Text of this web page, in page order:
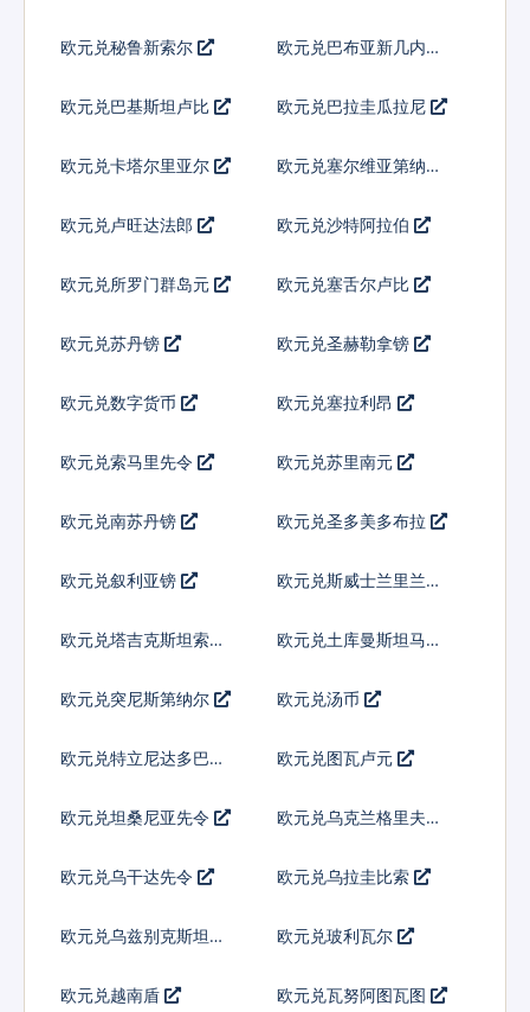
欧元兑秘鲁新索尔
欧元兑巴布亚新几内亚
欧元兑巴基斯坦卢比 欧元兑巴拉圭瓜拉尼
欧元兑卡塔尔里亚尔 欧元兑塞尔维亚第纳尔
欧元兑卢旺达法郎 欧元兑沙特阿拉伯
欧元兑所罗门群岛元 欧元兑塞舌尔卢比
欧元兑苏丹镑 欧元兑圣赫勒拿镑
欧元兑数字货币 欧元兑塞拉利昂
欧元兑索马里先令 欧元兑苏里南元
欧元兑南苏丹镑 欧元兑圣多美多布拉
欧元兑叙利亚镑
欧元兑斯威士兰里兰吉
欧元兑塔吉克斯坦索莫
欧元兑土库曼斯坦马纳
欧元兑突尼斯第纳尔 欧元兑汤币
欧元兑特立尼达多巴哥
欧元兑图瓦卢元
欧元兑坦桑尼亚先令 欧元兑乌克兰格里夫纳
欧元兑乌干达先令 欧元兑乌拉圭比索
欧元兑乌兹别克斯坦索
欧元兑玻利瓦尔
欧元兑越南盾 欧元兑瓦努阿图瓦图